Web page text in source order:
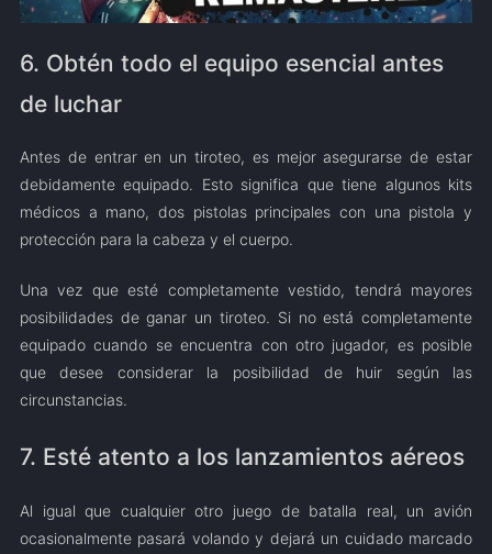
6. Obtén todo el equipo esencial antes
de luchar
Antes de entrar en un tiroteo, es mejor asegurarse de estar
debidamente equipado. Esto significa que tiene algunos kits
médicos a mano, dos pistolas principales con una pistola y
protección para la cabeza y el cuerpo.
Una vez que esté completamente vestido, tendrá mayores
posibilidades de ganar un tiroteo. Si no está completamente
equipado cuando se encuentra con otro jugador, es posible
que desee considerar la posibilidad de huir según las
circunstancias.
7. Esté atento a los lanzamientos aéreos
Al igual que cualquier otro juego de batalla real, un avión
ocasionalmente pasará volando y dejará un cuidado marcado